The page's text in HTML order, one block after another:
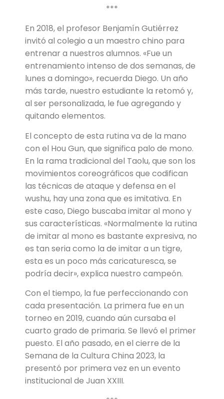
***
En 2018, el profesor Benjamín Gutiérrez
invitó al colegio a un maestro chino para
entrenar a nuestros alumnos. «Fue un
entrenamiento intenso de dos semanas, de
lunes a domingo», recuerda Diego. Un año
más tarde, nuestro estudiante la retomó y,
al ser personalizada, le fue agregando y
quitando elementos.
El concepto de esta rutina va de la mano
con el Hou Gun, que significa palo de mono.
En la rama tradicional del Taolu, que son los
movimientos coreográficos que codifican
las técnicas de ataque y defensa en el
wushu, hay una zona que es imitativa. En
este caso, Diego buscaba imitar al mono y
sus características. «Normalmente la rutina
de imitar al mono es bastante expresiva, no
es tan seria como la de imitar a un tigre,
esta es un poco más caricaturesca, se
podría decir», explica nuestro campeón.
Con el tiempo, la fue perfeccionando con
cada presentación. La primera fue en un
torneo en 2019, cuando aún cursaba el
cuarto grado de primaria. Se llevó el primer
puesto. El año pasado, en el cierre de la
Semana de la Cultura China 2023, la
presentó por primera vez en un evento
institucional de Juan XXIII.